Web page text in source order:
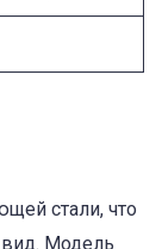
стали, что
Модель